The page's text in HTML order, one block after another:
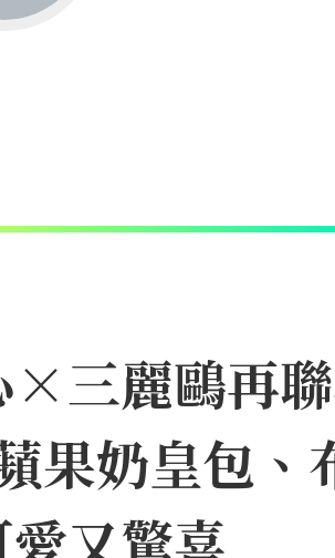
×三麗鷗再
奶皇包、
又驚喜